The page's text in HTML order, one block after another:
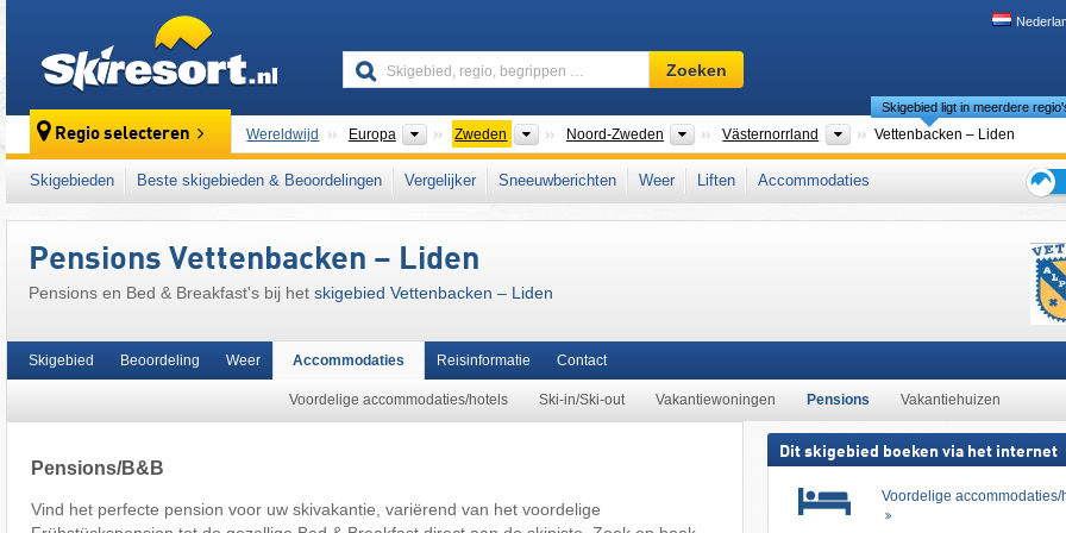
Skigebied,
regio,
…
Zoeken
Regio selecteren Wereldwijd Europa Continenten
Zweden LandenNoord-Zweden Landsdelen
Västernorrland Provincies
Skigebied ligt in meerdere
Vettenbacken – Liden
Dit skigebied ligt ook in: Medelpad Scandinavië Noord-Europa Europese Unie
Skigebieden Beste skigebieden & Beoordelingen Vergelijker Sneeuwberichten Weer Liften
Accommodaties
de
Pensions Vettenbacken – Liden
Pensions en Bed & Breakfast's bij het skigebied Vettenbacken – Liden
Skigebied Beoordeling Weer Accommodaties
Voordelige accommodaties/hotels Ski-in/Ski-out Vakantiewoningen Pensions Vakantiehuizen
Reisinformatie Contact
Pensions/B&B
Vind het perfecte pension voor uw skivakantie, variërend van het voordelige
Dit skigebied boeken via het internet
Voordelige accommodaties/